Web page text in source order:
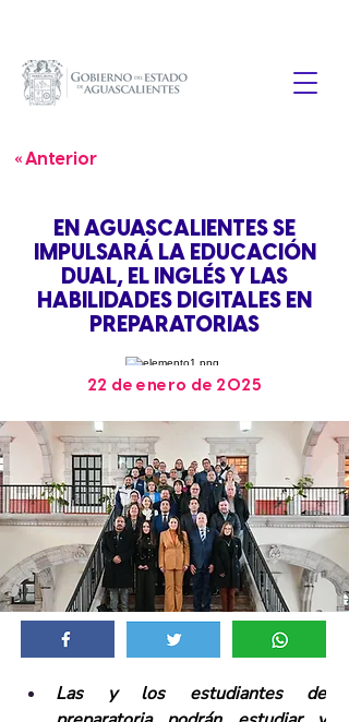
« Anterior
EN AGUASCALIENTES SE
IMPULSARÁ LA EDUCACIÓN
DUAL, EL INGLÉS Y LAS
HABILIDADES DIGITALES EN
PREPARATORIAS
22 de enero de 2025
Las y los estudiantes de